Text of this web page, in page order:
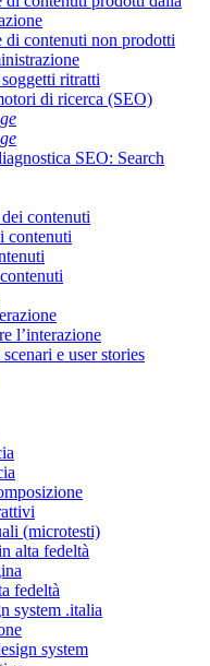
di contenuti non prodotti
ritratti
di ricerca (SEO)
SEO: Search
contenuti
contenuti
l’interazione
e user stories
(microtesti)
alta fedeltà
fedeltà
system .italia
system